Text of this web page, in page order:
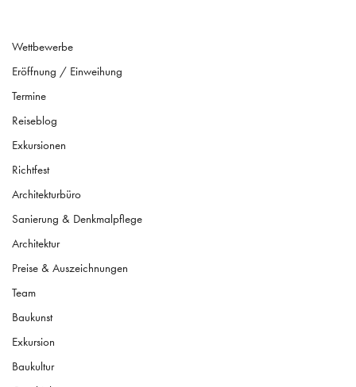
Reiseblog
Exkursionen
Richtfest
Architekturbüro
Sanierung & Denkmalpflege
Architektur
Preise & Auszeichnungen
Team
Baukunst
Exkursion
Baukultur
Geschichte
Orte
Mitteilungen